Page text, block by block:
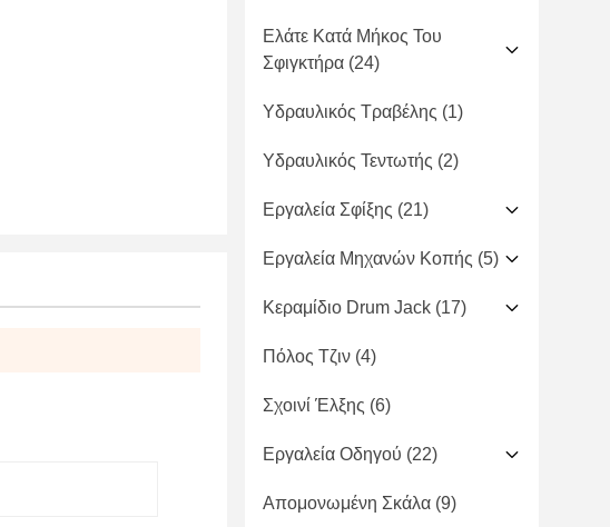
Ελάτε Κατά Μήκος Του
Σφιγκτήρα (24)
Υδραυλικός Τραβέλης (1)
Υδραυλικός Τεντωτής (2)
Εργαλεία Σφίξης (21)
Εργαλεία Μηχανών Κοπής (5)
Κεραμίδιο Drum Jack (17)
Πόλος Τζιν (4)
Σχοινί Έλξης (6)
Εργαλεία Οδηγού (22)
Απομονωμένη Σκάλα (9)